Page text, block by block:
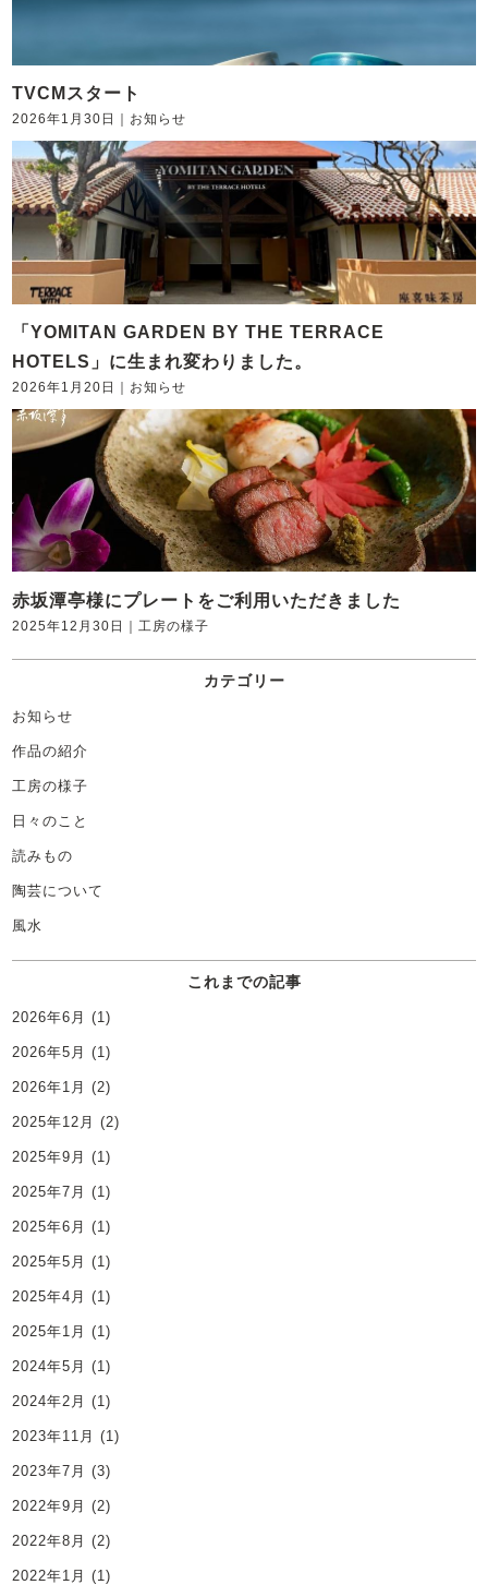
TVCMスタート
2026年1月30日 ｜ お知らせ
「YOMITAN GARDEN BY THE TERRACE
HOTELS」に生まれ変わりました。
2026年1月20日 ｜ お知らせ
赤坂潭亭様にプレートをご利用いただきました
2025年12月30日 ｜ 工房の様子
カテゴリー
お知らせ
作品の紹介
工房の様子
日々のこと
読みもの
陶芸について
風水
これまでの記事
2026年6月 (1)
2026年5月 (1)
2026年1月 (2)
2025年12月 (2)
2025年9月 (1)
2025年7月 (1)
2025年6月 (1)
2025年5月 (1)
2025年4月 (1)
2025年1月 (1)
2024年5月 (1)
2024年2月 (1)
2023年11月 (1)
2023年7月 (3)
2022年9月 (2)
2022年8月 (2)
2022年1月 (1)